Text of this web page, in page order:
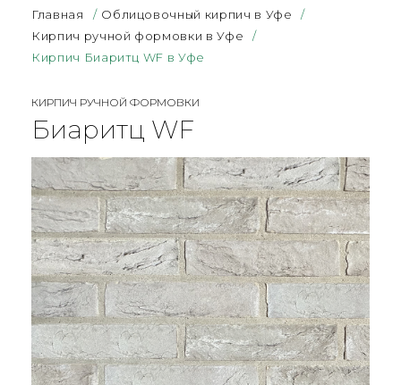
Главная / Облицовочный кирпич в Уфе
/
Кирпич ручной формовки в Уфе
/
Кирпич Биаритц WF в Уфе
КИРПИЧ РУЧНОЙ ФОРМОВКИ
Биаритц WF